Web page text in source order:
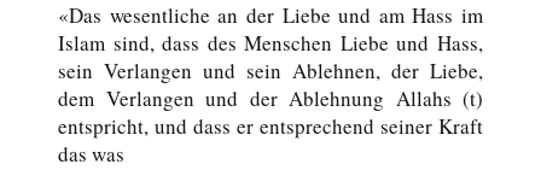
«Das wesentliche an der Liebe und am Hass im
Islam sind, dass des Menschen Liebe und Hass,
sein Verlangen und sein Ablehnen, der Liebe,
dem Verlangen und der Ablehnung Allahs (t)
entspricht, und dass er entsprechend seiner Kraft
das was